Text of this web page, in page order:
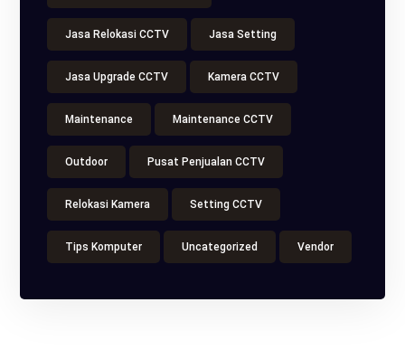
Jasa Relokasi CCTV Jasa Setting
Jasa Upgrade CCTV Kamera CCTV
Maintenance Maintenance CCTV
Outdoor Pusat Penjualan CCTV
Relokasi Kamera Setting CCTV
Tips Komputer Uncategorized Vendor